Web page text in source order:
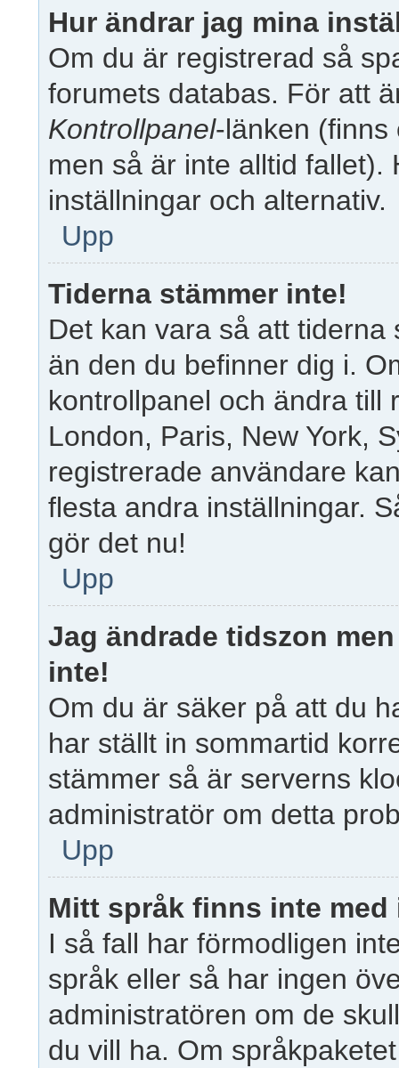
Hur ändrar jag mina
Om du är registrerad så
forumets databas. För att
Kontrollpanel-länken (finns
men så är inte alltid fallet).
inställningar och alternativ.
Upp
Tiderna stämmer inte!
Det kan vara så att
än den du befinner dig i.
kontrollpanel och ändra till
London, Paris, New York,
registrerade användare
flesta andra inställningar.
gör det nu!
Upp
Jag ändrade tidszon
inte!
Om du är säker på att du
har ställt in sommartid
stämmer så är serverns
administratör om detta
Upp
Mitt språk finns inte med
I så fall har förmodligen
språk eller så har ingen
administratören om de
du vill ha. Om